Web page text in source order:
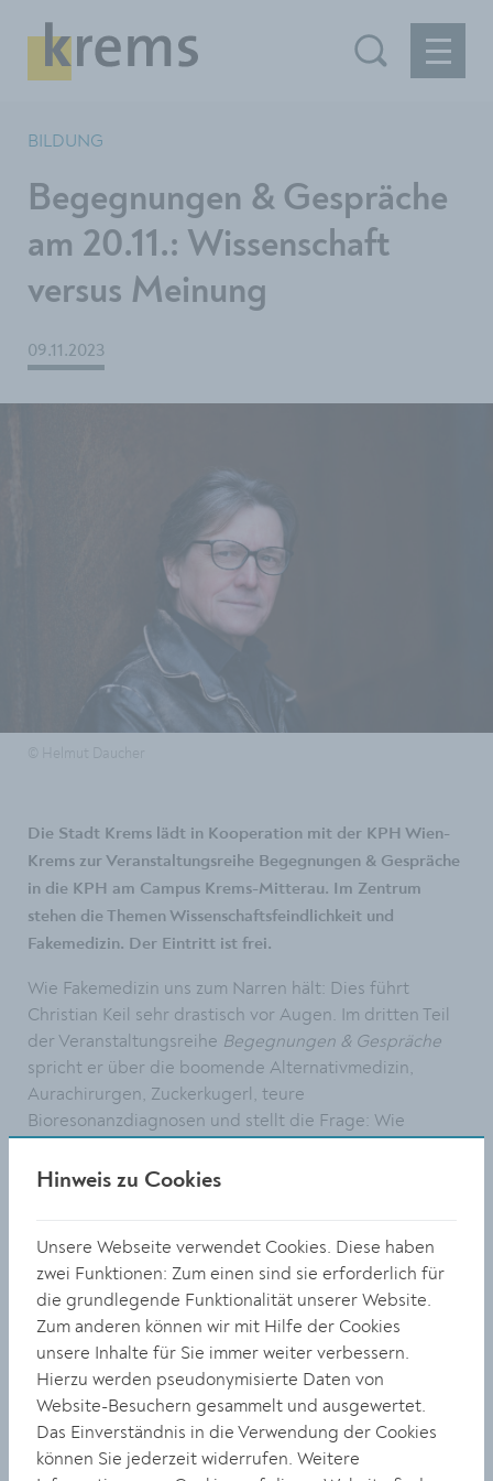
BILDUNG
Begegnungen & Gespräche
am 20.11.: Wissenschaft
versus Meinung
09.11.2023
Die Stadt Krems lädt in Kooperation mit der KPH Wien-
Krems zur Veranstaltungsreihe Begegnungen & Gespräche
in die KPH am Campus Krems-Mitterau. Im Zentrum
stehen die Themen Wissenschaftsfeindlichkeit und
Fakemedizin. Der Eintritt ist frei.
Wie Fakemedizin uns zum Narren hält: Dies führt
Christian Keil sehr drastisch vor Augen. Im dritten Teil
der Veranstaltungsreihe Begegnungen & Gespräche
spricht er über die boomende Alternativmedizin,
Aurachirurgen, Zuckerkugerl, teure
Bioresonanzdiagnosen und stellt die Frage: Wie
betrügen? Christian Kreil ist Ethnologe, Texter und
Die Veranstaltung findet am Montag, 20. November, im
Festsaal der Kirchlichen Pädagogischen Hochschule
Wien-Krems, Dr. Gschmeidlerstraße 28, statt. Beginn ist
um 18:30 Uhr. Eingeladen sind alle, die an Themen der
Bildungspolitik interessiert sind. Der Eintritt ist frei.
02732/83591-184
johannes.petschenig@kphvie.ac.at
Hinweis zu Cookies
Unsere Webseite verwendet Cookies. Diese haben
zwei Funktionen: Zum einen sind sie erforderlich für
die grundlegende Funktionalität unserer Website.
Zum anderen können wir mit Hilfe der Cookies
unsere Inhalte für Sie immer weiter verbessern.
Hierzu werden pseudonymisierte Daten von
Website-Besuchern gesammelt und ausgewertet.
Das Einverständnis in die Verwendung der Cookies
können Sie jederzeit widerrufen. Weitere